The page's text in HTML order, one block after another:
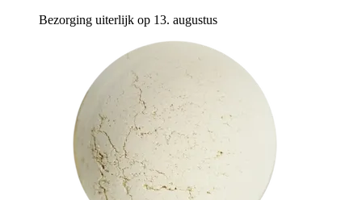
Bezorging uiterlijk op 13. augustus